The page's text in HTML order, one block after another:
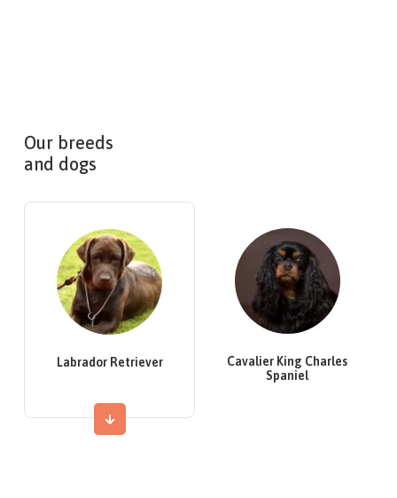
Our breeds
and dogs
Labrador Retriever
Cavalier King Charles
Spaniel